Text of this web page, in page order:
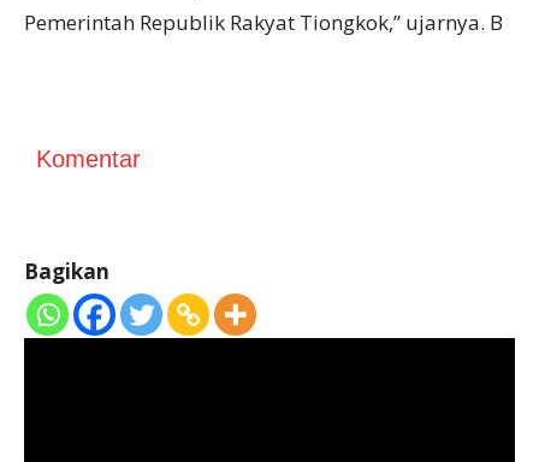
Pemerintah Republik Rakyat Tiongkok,” ujarnya. B
Komentar
Bagikan